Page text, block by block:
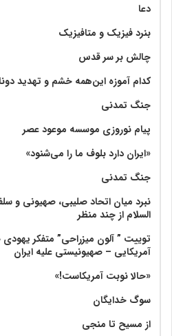
دعا
بنرد فیزیک و متافیزیک
چالش بر سر قدس
کدام آموزه این‌همه خشم و تهدید
جنگ تمدنی
پیام نوروزی موسسه موعود عصر
«ایران دارد بلوف ما را می‌شنود»
جنگ تمدنی
نبرد میان اتحاد صلیبی، صهیونی و
السلام از چند منظر
توییت ” آلون میزراحی” متفکر
آمریکایی – صهیونیستی علیه ایران
«حالا نوبت آمریکاست!»
سوگ خدایگان
از مسیح تا منجی